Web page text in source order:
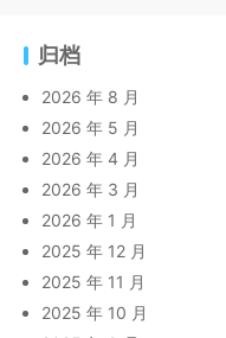
归档
2026 年 8 月
2026 年 5 月
2026 年 4 月
2026 年 3 月
2026 年 1 月
2025 年 12 月
2025 年 11 月
2025 年 10 月